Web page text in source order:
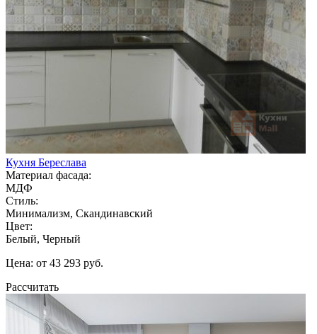
Кухня Береслава
Материал фасада:
МДФ
Стиль:
Минимализм, Скандинавский
Цвет:
Белый, Черный
Цена: от 43 293 руб.
Рассчитать